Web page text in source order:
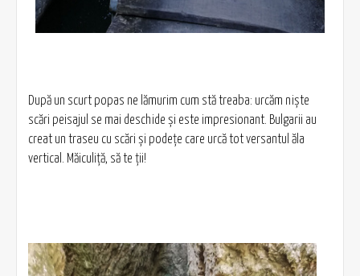
După un scurt popas ne lămurim cum stă treaba: urcăm niște
scări peisajul se mai deschide și este impresionant. Bulgarii au
creat un traseu cu scări și podețe care urcă tot versantul ăla
vertical. Măiculiță, să te ții!